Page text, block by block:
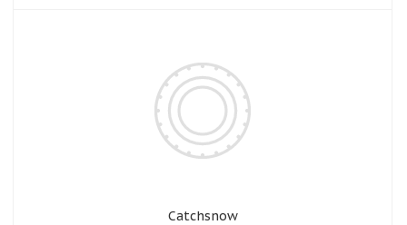
Catchsnow